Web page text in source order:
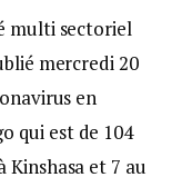
multi sectoriel
mercredi 20
en
qui est de 104
et 7 au